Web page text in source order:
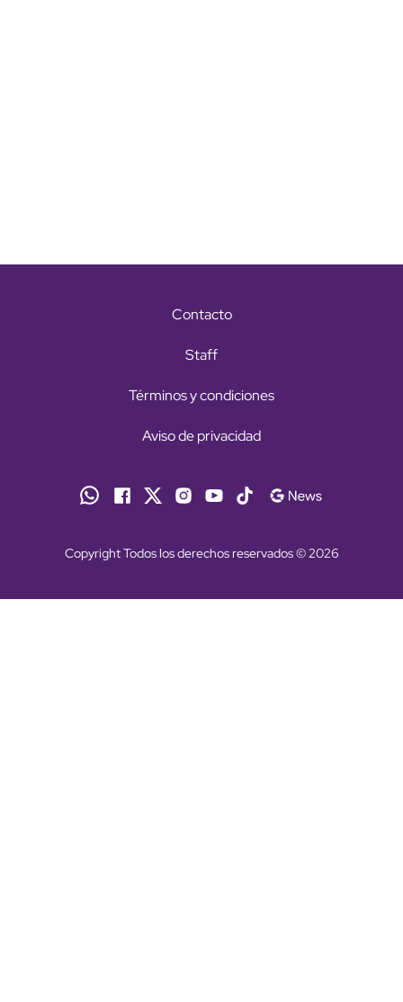
Contacto
Staff
Términos y condiciones
Aviso de privacidad
Copyright Todos los derechos reservados © 2026